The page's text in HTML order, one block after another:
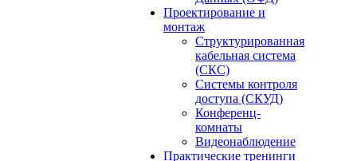
Проектирование и
монтаж
Структурированная
кабельная система
(СКС)
Системы контроля
доступа (СКУД)
Конференц-
комнаты
Видеонаблюдение
Практические тренинги